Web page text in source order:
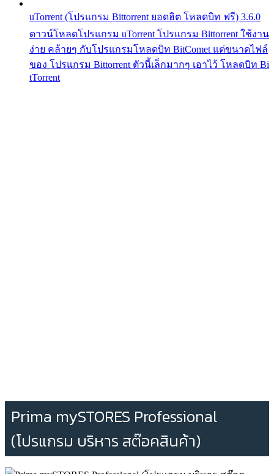
uTorrent (โปรแกรม Bittorrent ยอดฮิต โหลดบิท ฟรี) 3.6.0
ดาวน์โหลดโปรแกรม uTorrent โปรแกรม Bittorrent ใช้งาน
ง่าย คล้ายๆ กับโปรแกรมโหลดบิท BitComet แต่ขนาดไฟล์
ของ โปรแกรม Bittorrent ตัวนี้เล็กมากๆ เอาไว้ โหลดบิท Bi
tTorrent
Prima mySTORES Professional
(โปรแกรม บริหาร สต๊อคสินค้า)